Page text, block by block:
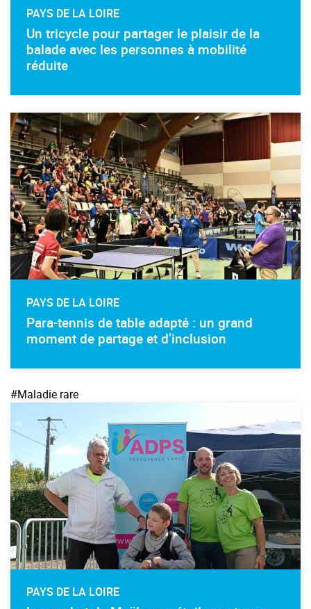
PAYS DE LA LOIRE
Un tricycle pour partager le plaisir de la
balade avec les personnes à mobilité
réduite
PAYS DE LA LOIRE
Para-tennis de table adapté : un grand
moment de partage et d’inclusion
#Maladie rare
PAYS DE LA LOIRE